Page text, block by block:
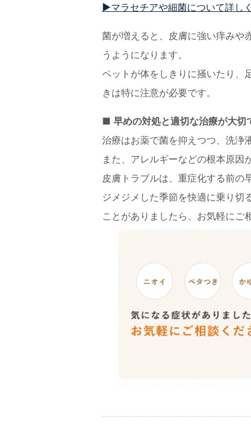
▶マラセチアや細菌について詳し
菌が増えると、皮膚に強い痒みや
うようになります。
ペットが体をしきりに掻いたり、
きは特に注意が必要です。
■ 早めの対処と適切な治療が大切
治療はお薬で菌を抑えつつ、洗浄
また、アレルギーなどの根本原因
皮膚トラブルは、重症化する前の
ジメジメした季節を快適に乗り切
ことがありましたら、お気軽にご